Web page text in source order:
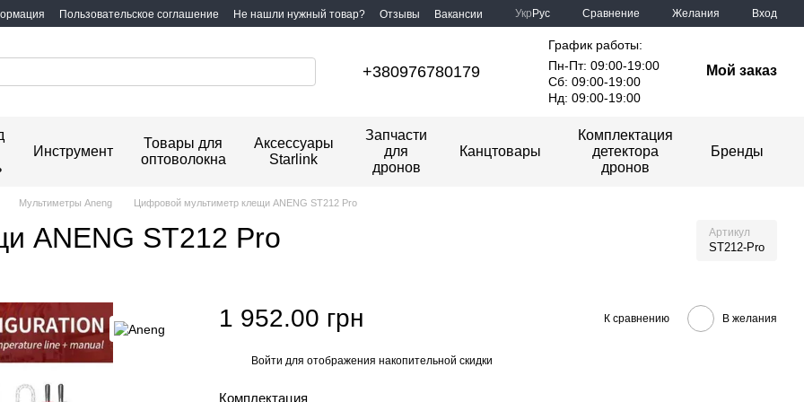
Пользовательское соглашение Не нашли нужный товар? Отзывы Вакансии Укр Рус Сравнение Желания Вход
+380976780179
График работы:
Пн-Пт: 09:00-19:00
Сб: 09:00-19:00
Нд: 09:00-19:00
Мой заказ
Инструмент
Товары для
оптоволокна
Аксессуары
Starlink
Запчасти
для
дронов
Канцтовары
Комплектация
детектора
дронов
Бренды
Мультиметры Aneng Цифровой мультиметр клещи ANENG ST212 Pro
ANENG ST212 Pro Артикул
ST212-Pro
1 952.00 грн К сравнению В желания
Войти для отображения накопительной скидки
Комплектация